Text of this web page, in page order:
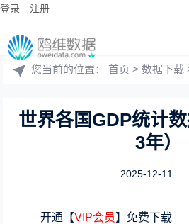
登录 注册
您当前的位置：首页 >数据下载
世界各国GDP统计
3年）
2025-12-11
开通【VIP会员】免费下载